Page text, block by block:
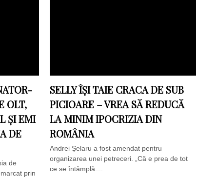
OLT,
ȘI EMI
DE
de
prin
SELLY ÎȘI TAIE CRACA DE SUB
PICIOARE – VREA SĂ REDUCĂ
LA MINIM IPOCRIZIA DIN
ROMÂNIA
Andrei Șelaru a fost amendat pentru
organizarea unei petreceri. „Că e prea de tot
ce se întâmplă....